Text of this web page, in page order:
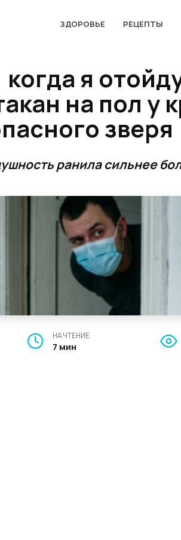
ЗДОРОВЬЕ РЕЦЕПТЫ
я
на пол у
зверя
ранила сильнее
НА ЧТЕНИЕ
7 мин